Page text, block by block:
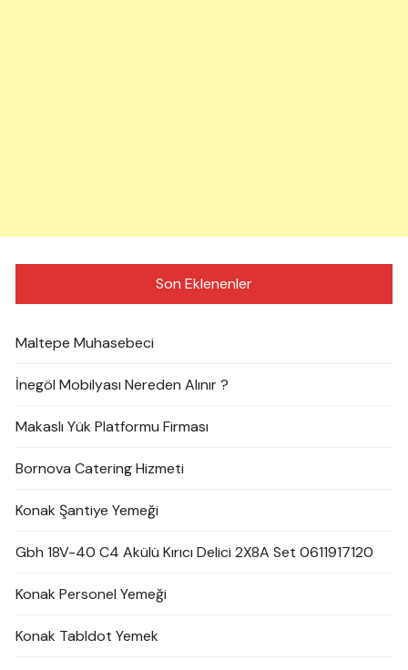
Son Eklenenler
Maltepe Muhasebeci
İnegöl Mobilyası Nereden Alınır ?
Makaslı Yük Platformu Firması
Bornova Catering Hizmeti
Konak Şantiye Yemeği
Gbh 18V-40 C4 Akülü Kırıcı Delici 2X8A Set 0611917120
Konak Personel Yemeği
Konak Tabldot Yemek